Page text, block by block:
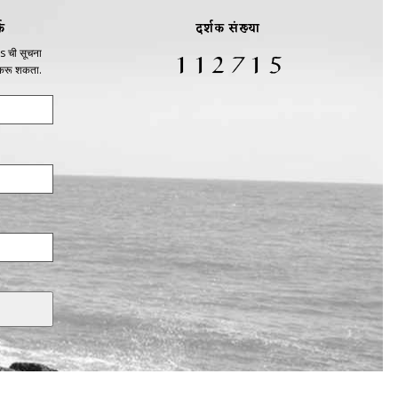
ची सूचना
शकता.
दर्शक संख्या